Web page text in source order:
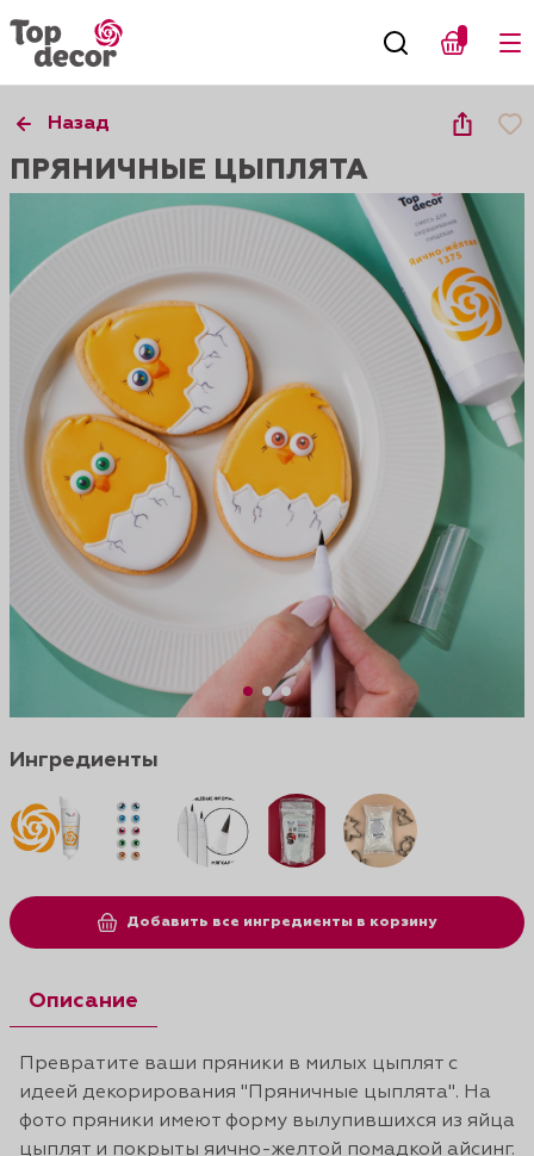
Назад
ПРЯНИЧНЫЕ ЦЫПЛЯТА
Ингредиенты
Добавить все ингредиенты в корзину
Описание
Превратите ваши пряники в милых цыплят с
идеей декорирования "Пряничные цыплята". На
фото пряники имеют форму вылупившихся из яйца
цыплят и покрыты яично-желтой помадкой айсинг.